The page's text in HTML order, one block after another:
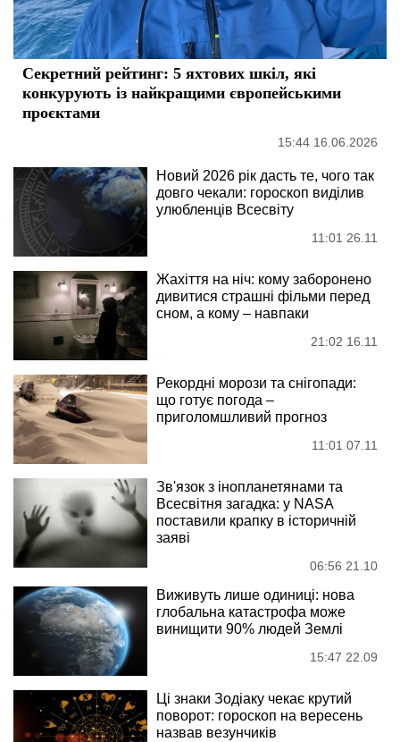
Секретний рейтинг: 5 яхтових шкіл, які
конкурують із найкращими європейськими
проєктами
15:44 16.06.2026
Новий 2026 рік дасть те, чого так
довго чекали: гороскоп виділив
улюбленців Всесвіту
11:01 26.11
Жахіття на ніч: кому заборонено
дивитися страшні фільми перед
сном, а кому – навпаки
21:02 16.11
Рекордні морози та снігопади:
що готує погода –
приголомшливий прогноз
11:01 07.11
Зв'язок з інопланетянами та
Всесвітня загадка: у NASA
поставили крапку в історичній
заяві
06:56 21.10
Виживуть лише одиниці: нова
глобальна катастрофа може
винищити 90% людей Землі
15:47 22.09
Ці знаки Зодіаку чекає крутий
поворот: гороскоп на вересень
назвав везунчиків